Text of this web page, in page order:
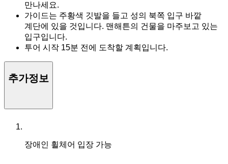
만나세요.
가이드는 주황색 깃발을 들고 성의 북쪽 입구 바깥
계단에 있을 것입니다. 맨해튼의 건물을 마주보고 있는
입구입니다.
투어 시작 15분 전에 도착할 계획입니다.
추가정보
장애인 휠체어 입장 가능